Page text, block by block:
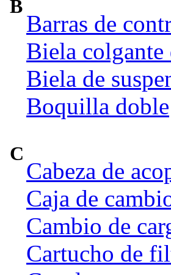
B
Barras de
Biela colgante
Biela de
Boquilla doble
C
Cabeza de
Caja de
Cambio de
Cartucho de